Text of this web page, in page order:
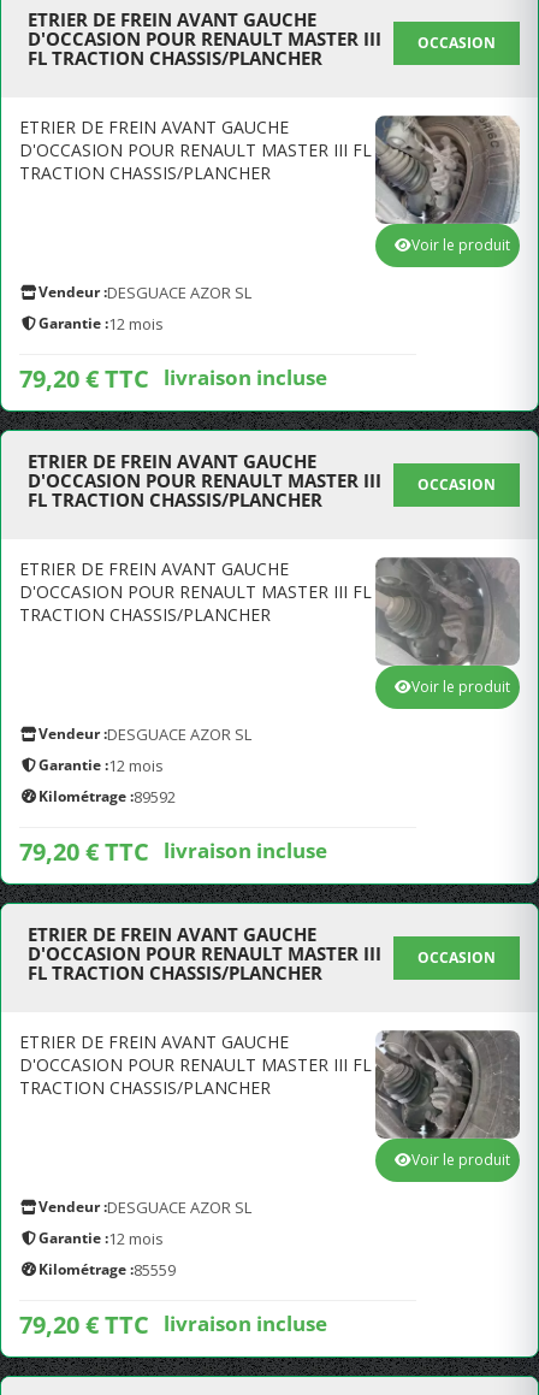
ETRIER DE FREIN AVANT GAUCHE
D'OCCASION POUR RENAULT MASTER III
FL TRACTION CHASSIS/PLANCHER
OCCASION
ETRIER DE FREIN AVANT GAUCHE
D'OCCASION POUR RENAULT MASTER III FL
TRACTION CHASSIS/PLANCHER
Vendeur :DESGUACE AZOR SL
Garantie :12 mois
79,20 € TTC livraison incluse
Voir le produit
ETRIER DE FREIN AVANT GAUCHE
D'OCCASION POUR RENAULT MASTER III
FL TRACTION CHASSIS/PLANCHER
OCCASION
ETRIER DE FREIN AVANT GAUCHE
D'OCCASION POUR RENAULT MASTER III FL
TRACTION CHASSIS/PLANCHER
Vendeur :DESGUACE AZOR SL
Garantie :12 mois
Kilométrage :89592
79,20 € TTC livraison incluse
Voir le produit
ETRIER DE FREIN AVANT GAUCHE
D'OCCASION POUR RENAULT MASTER III
FL TRACTION CHASSIS/PLANCHER
OCCASION
ETRIER DE FREIN AVANT GAUCHE
D'OCCASION POUR RENAULT MASTER III FL
TRACTION CHASSIS/PLANCHER
Vendeur :DESGUACE AZOR SL
Garantie :12 mois
Kilométrage :85559
79,20 € TTC livraison incluse
Voir le produit